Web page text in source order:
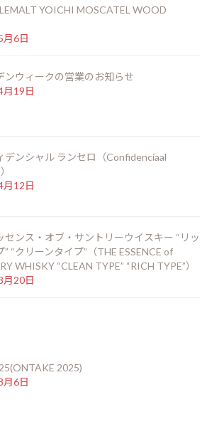
北新地店 06-6346-3377 English
モンテレイ ダブ
む
オヨ・デ・モンテレイ
ルコロナ
Double Corona
YOICHI MOSCATEL WOOD
月6日
ンウィークの営業のお知らせ
月19日
デンシャル ランセロ（Confidenciaal
月12日
センス・オブ・サントリーウイスキー “リッ
” “クリーンタイプ”（THE ESSENCE of
WHISKY “CLEAN TYPE” “RICH TYPE”）
月20日
2025)
月6日